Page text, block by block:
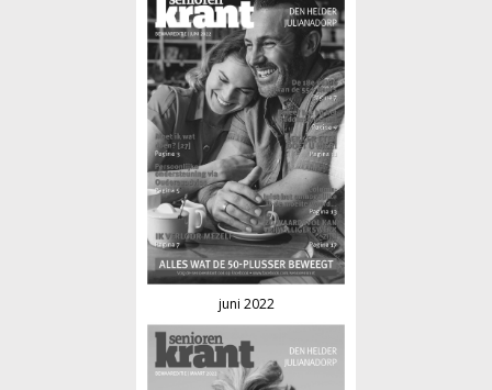
juni 2022